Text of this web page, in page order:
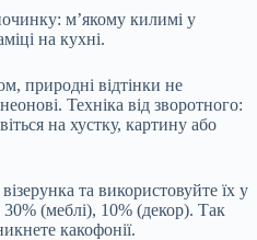
м’якому килимі у
на кухні.
природні відтінки не
Техніка від зворотного:
на хустку, картину або
та використовуйте їх у
30% (меблі), 10% (декор). Так
какофонії.